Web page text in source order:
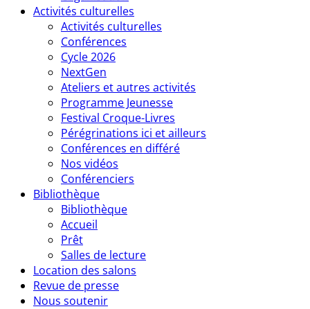
Activités culturelles
Activités culturelles
Conférences
Cycle 2026
NextGen
Ateliers et autres activités
Programme Jeunesse
Festival Croque-Livres
Pérégrinations ici et ailleurs
Conférences en différé
Nos vidéos
Conférenciers
Bibliothèque
Bibliothèque
Accueil
Prêt
Salles de lecture
Location des salons
Revue de presse
Nous soutenir